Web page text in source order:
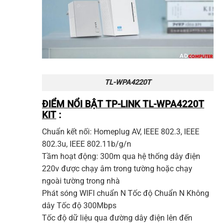
TL-WPA4220T
ĐIỂM NỔI BẬT TP-LINK TL-WPA4220T
KIT :
Chuẩn kết nối: Homeplug AV, IEEE 802.3, IEEE
802.3u, IEEE 802.11b/g/n
Tầm hoạt động: 300m qua hệ thống dây điện
220v được chạy âm trong tường hoặc chạy
ngoài tường trong nhà
Phát sóng WIFI chuẩn N Tốc độ Chuẩn N Không
dây Tốc độ 300Mbps
Tốc độ dữ liệu qua đường dây điện lên đến